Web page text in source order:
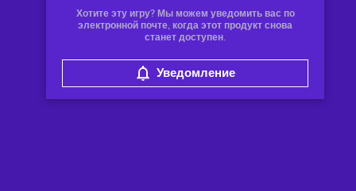
Хотите эту игру? Мы можем уведомить вас по
электронной почте, когда этот продукт снова
станет доступен.
Уведомление